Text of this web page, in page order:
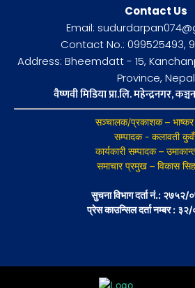
Contact Us
Email:
Contact No.: 099525493,
Address: Bheemdatt - 15,
Province, Nepal
वैष्णवी मिडिया प्रा.लि. महेन्द्रनगर,
सञ्चालक/प्रकाशक –
सम्पादक - कलावती
कार्यकारी सम्पादक –
समाचार प्रमुख – विकास
सुचना विभाग दर्ता नं.: २७५२/
प्रेस काउन्सिल दर्ता नम्बर :